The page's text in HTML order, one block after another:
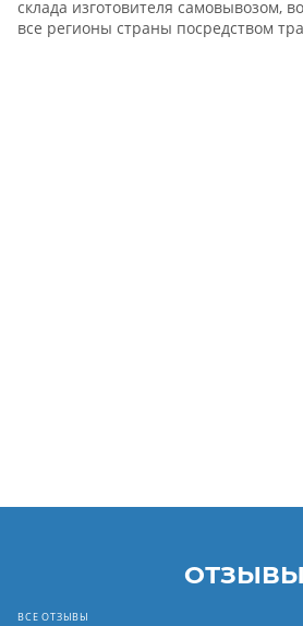
склада изготовителя самовывозом,
все регионы страны посредством
ОТЗЫВЫ
ВСЕ ОТЗЫВЫ